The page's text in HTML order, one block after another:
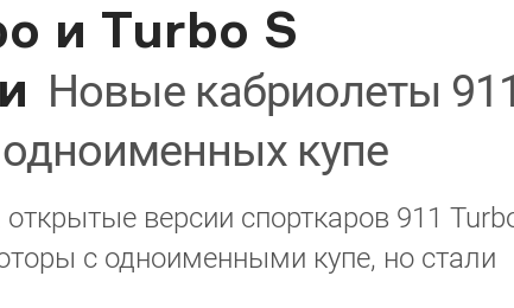
и Turbo S
Новые кабриолеты 911
купе
версии спорткаров 911
с одноименными купе, но стали